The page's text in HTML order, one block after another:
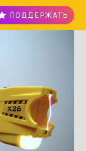
ПОДДЕРЖАТЬ